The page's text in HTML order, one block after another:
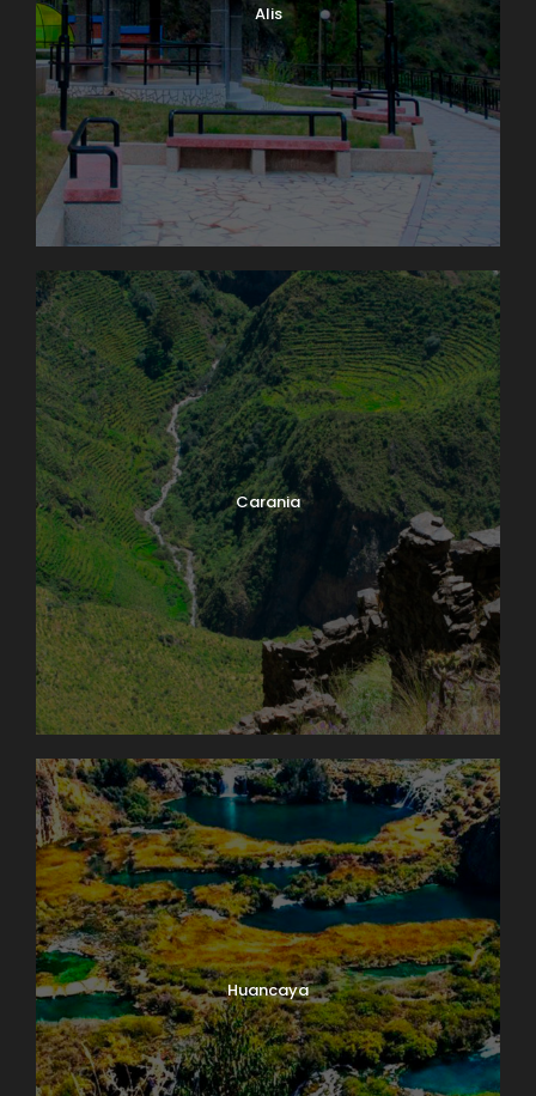
Alis
Carania
Huancaya